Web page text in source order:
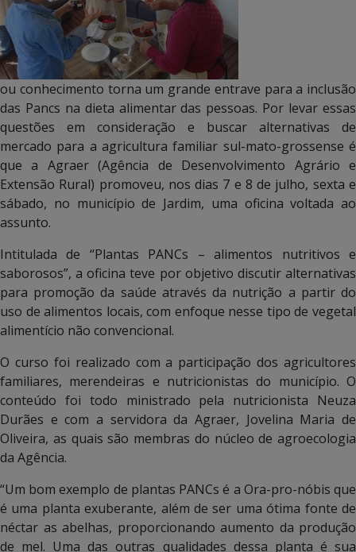
ou conhecimento torna um grande entrave para a inclusão
das Pancs na dieta alimentar das pessoas. Por levar essas
questões em consideração e buscar alternativas de
mercado para a agricultura familiar sul-mato-grossense é
que a Agraer (Agência de Desenvolvimento Agrário e
Extensão Rural) promoveu, nos dias 7 e 8 de julho, sexta e
sábado, no município de Jardim, uma oficina voltada ao
assunto.
Intitulada de “Plantas PANCs – alimentos nutritivos e
saborosos”, a oficina teve por objetivo discutir alternativas
para promoção da saúde através da nutrição a partir do
uso de alimentos locais, com enfoque nesse tipo de vegetal
alimentício não convencional.
O curso foi realizado com a participação dos agricultores
familiares, merendeiras e nutricionistas do município. O
conteúdo foi todo ministrado pela nutricionista Neuza
Durães e com a servidora da Agraer, Jovelina Maria de
Oliveira, as quais são membras do núcleo de agroecologia
da Agência.
“Um bom exemplo de plantas PANCs é a Ora-pro-nóbis que
é uma planta exuberante, além de ser uma ótima fonte de
néctar as abelhas, proporcionando aumento da produção
de mel. Uma das outras qualidades dessa planta é sua